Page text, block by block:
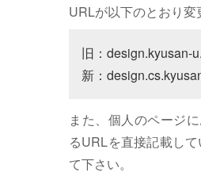
URLが以下のとおり変
旧：design.kyusan-
新：
また、個人のページ
るURLを直接記載し
て下さい。